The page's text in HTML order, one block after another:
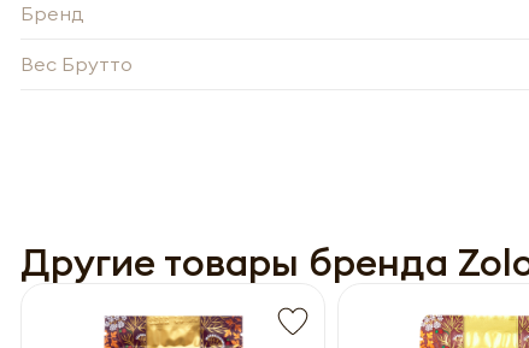
Бренд
Вес Брутто
Другие товары бренда